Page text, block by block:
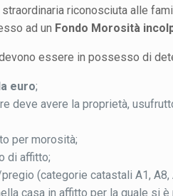
straordinaria riconosciuta alle
ad un Fondo Morosità
essere in possesso di
euro;
deve avere la proprietà,
per morosità;
di affitto;
(categorie catastali A1, A8,
casa in affitto per la quale si